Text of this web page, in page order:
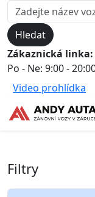
Hledat
Zákaznická linka:
Po - Ne: 9:00 -
Video prohlídka
Filtry